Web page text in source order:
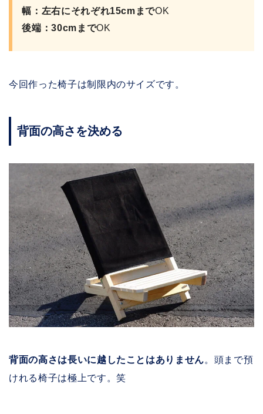
幅：左右にそれぞれ15cmまでOK
後端：30cmまでOK
今回作った椅子は制限内のサイズです。
背面の高さを決める
背面の高さは長いに越したことはありません。頭まで預
けれる椅子は極上です。笑